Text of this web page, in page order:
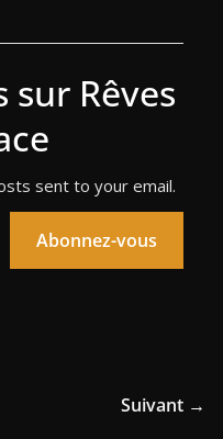
sur Rêves
sent to your email.
Abonnez-vous
Suivant →